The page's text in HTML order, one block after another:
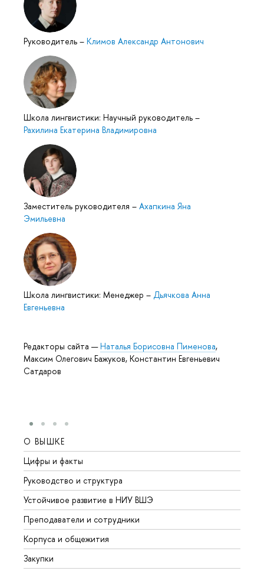
Руководитель – Климов Александр Антонович
Школа лингвистики: Научный руководитель –
Рахилина Екатерина Владимировна
Заместитель руководителя – Ахапкина Яна
Эмильевна
Школа лингвистики: Менеджер – Дьячкова Анна
Евгеньевна
Редакторы сайта —Наталья Борисовна Пименова,
Максим Олегович Бажуков, Константин Евгеньевич
Сатдаров
О ВЫШКЕ
Цифры и факты
Руководство и структура
Устойчивое развитие в НИУ ВШЭ
Преподаватели и сотрудники
Корпуса и общежития
Закупки